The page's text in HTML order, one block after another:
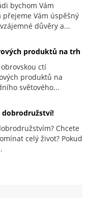
bychom Vám
přejeme Vám úspěšný
důvěry a...
produktů na trh
ctí
produktů na
světového...
dobrodružství!
Chcete
celý život? Pokud